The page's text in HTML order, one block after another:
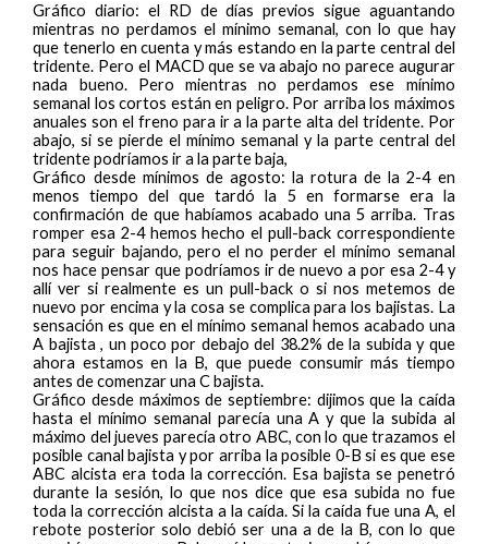
Gráfico diario: el RD de días previos sigue aguantando
mientras no perdamos el mínimo semanal, con lo que hay
que tenerlo en cuenta y más estando en la parte central del
tridente. Pero el MACD que se va abajo no parece augurar
nada bueno. Pero mientras no perdamos ese mínimo
semanal los cortos están en peligro. Por arriba los máximos
anuales son el freno para ir a la parte alta del tridente. Por
abajo, si se pierde el mínimo semanal y la parte central del
tridente podríamos ir a la parte baja,
Gráfico desde mínimos de agosto: la rotura de la 2-4 en
menos tiempo del que tardó la 5 en formarse era la
confirmación de que habíamos acabado una 5 arriba. Tras
romper esa 2-4 hemos hecho el pull-back correspondiente
para seguir bajando, pero el no perder el mínimo semanal
nos hace pensar que podríamos ir de nuevo a por esa 2-4 y
allí ver si realmente es un pull-back o si nos metemos de
nuevo por encima y la cosa se complica para los bajistas. La
sensación es que en el mínimo semanal hemos acabado una
A bajista , un poco por debajo del 38.2% de la subida y que
ahora estamos en la B, que puede consumir más tiempo
antes de comenzar una C bajista.
Gráfico desde máximos de septiembre: dijimos que la caída
hasta el mínimo semanal parecía una A y que la subida al
máximo del jueves parecía otro ABC, con lo que trazamos el
posible canal bajista y por arriba la posible 0-B si es que ese
ABC alcista era toda la corrección. Esa bajista se penetró
durante la sesión, lo que nos dice que esa subida no fue
toda la corrección alcista a la caída. Si la caída fue una A, el
rebote posterior solo debió ser una a de la B, con lo que